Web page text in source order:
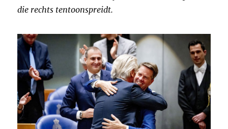
die rechts tentoonspreidt.